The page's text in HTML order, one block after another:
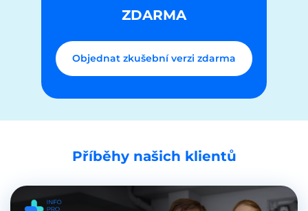
ZDARMA
Objednat zkušební verzi zdarma
Příběhy našich klientů